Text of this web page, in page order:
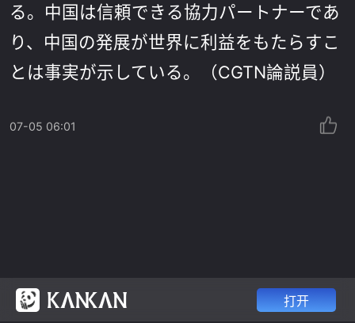
る。中国は信頼できる協力パートナーであ
り、中国の発展が世界に利益をもたらすこ
とは事実が示している。（CGTN論説員）
07-05 06:01
打开